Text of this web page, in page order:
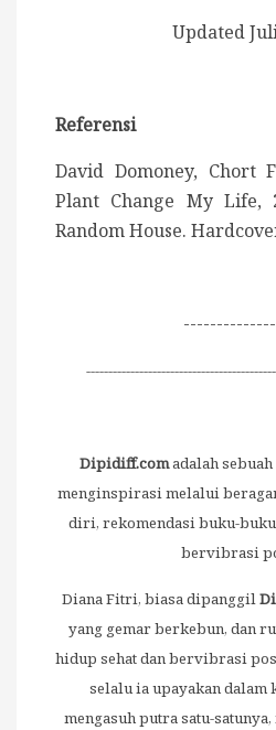
Updated
Referensi
David Domoney, Chort
Plant Change My Life,
Random House.
Dipidiff.comadalah
menginspirasi melalui
diri, rekomendasi buku-
bervibrasi
Diana Fitri, biasa dipanggil
yang gemar berkebun, dan
hidup sehat dan bervibrasi
selalu ia upayakan dalam
mengasuh putra satu-